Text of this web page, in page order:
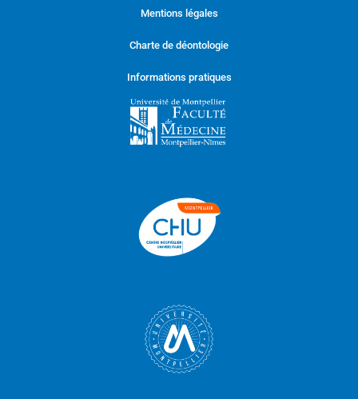
Mentions légales
Charte de déontologie
Informations pratiques